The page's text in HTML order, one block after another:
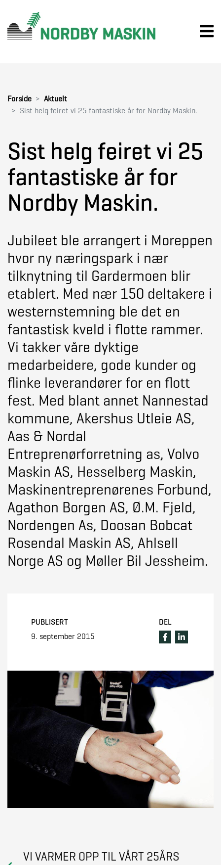
Forside
Aktuelt
Sist helg feiret vi 25 fantastiske år for Nordby Maskin.
Sist helg feiret vi 25
fantastiske år for
Nordby Maskin.
Jubileet ble arrangert i Moreppen
hvor ny næringspark i nær
tilknytning til Gardermoen blir
etablert. Med nær 150 deltakere i
westernstemning ble det en
fantastisk kveld i flotte rammer.
Vi takker våre dyktige
medarbeidere, gode kunder og
flinke leverandører for en flott
fest. Med blant annet Nannestad
kommune, Akershus Utleie AS,
Aas & Nordal
Entreprenørforretning as, Volvo
Maskin AS, Hesselberg Maskin,
Maskinentreprenørenes Forbund,
Agathon Borgen AS, Ø.M. Fjeld,
Nordengen As, Doosan Bobcat
Rosendal Maskin AS, Ahlsell
Norge AS og Møller Bil Jessheim.
PUBLISERT
9. september 2015
DEL
VI VARMER OPP TIL VÅRT 25ÅRS